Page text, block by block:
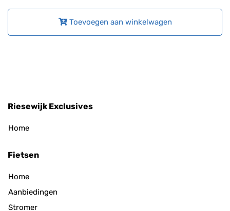
Toevoegen aan winkelwagen
Riesewijk Exclusives
Home
Fietsen
Home
Aanbiedingen
Stromer